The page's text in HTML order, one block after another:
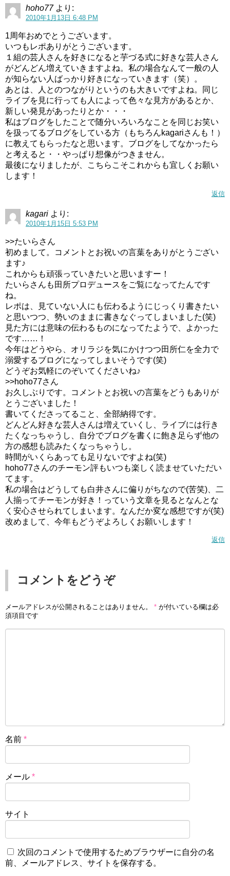
hoho77 より:
2010年1月13日 6:48 PM
1周年おめでとうございます。
いつもレポありがとうございます。
１組の芸人さんを好きになると芋づる式に好きな芸人さん
がどんどん増えていきますよね。私の場合なんて一般の人
が知らない人ばっかり好きになっていきます（笑）。
あとは、人とのつながりというのも大きいですよね。同じ
ライブを見に行っても人によって色々な見方があるとか、
新しい発見があったりとか・・・
私はブログをしたことで随分いろいろなことを同じお笑い
を扱ってるブログをしている方（もちろんkagariさんも！）
に教えてもらったなと思います。ブログをしてなかったら
と考えると・・やっぱり想像がつきません。
最後になりましたが、こちらこそこれからも宜しくお願い
します！
返信
kagari より:
2010年1月15日 5:53 PM
>>たいらさん
初めまして。コメントとお祝いの言葉をありがとうござい
ます♪
これからも頑張っていきたいと思いますー！
たいらさんも田所プロデュースをご覧になってたんです
ね。
レポは、見ていない人にも伝わるようにじっくり書きたい
と思いつつ、勢いのままに書きなぐってしまいました(笑)
見た方には意味の伝わるものになってたようで、よかった
です……！
今年はどうやら、オリラジを気にかけつつ田所仁を全力で
溺愛するブログになってしまいそうです(笑)
どうぞお気軽にのぞいてくださいね♪
>>hoho77さん
お久しぶりです。コメントとお祝いの言葉をどうもありが
とうございました！
書いてくださってること、全部納得です。
どんどん好きな芸人さんは増えていくし、ライブには行き
たくなっちゃうし、自分でブログを書くに飽き足らず他の
方の感想も読みたくなっちゃうし。
時間がいくらあっても足りないですよね(笑)
hoho77さんのチーモン評もいつも楽しく読ませていただい
てます。
私の場合はどうしても白井さんに偏りがちなので(苦笑)、二
人揃ってチーモンが好き！っていう文章を見るとなんとな
く安心させられてしまいます。なんだか変な感想ですが(笑)
改めまして、今年もどうぞよろしくお願いします！
返信
コメントをどうぞ
メールアドレスが公開されることはありません。 * が付いている欄は必
須項目です
名前 *
メール *
サイト
次回のコメントで使用するためブラウザーに自分の名
前、メールアドレス、サイトを保存する。